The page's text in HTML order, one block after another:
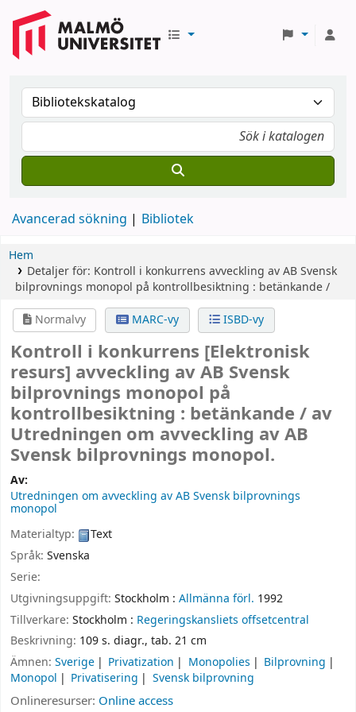
Avancerad sökning Bibliotek
Hem
Detaljer för: Kontroll i konkurrens avveckling av AB Svensk
bilprovnings monopol på kontrollbesiktning : betänkande /
Normalvy
MARC-vy ISBD-vy
Kontroll i konkurrens [Elektronisk
resurs] avveckling av AB Svensk
bilprovnings monopol på
kontrollbesiktning : betänkande / av
Utredningen om avveckling av AB
Svensk bilprovnings monopol.
Av:
Utredningen om avveckling av AB Svensk bilprovnings
monopol
Materialtyp:
Text
Språk: Svenska
Serie:
Utgivningsuppgift: Stockholm : Allmänna förl. 1992
Tillverkare: Stockholm : Regeringskansliets offsetcentral
Beskrivning: 109 s. diagr., tab. 21 cm
Ämnen: Sverige Privatization Monopolies
Bilprovning
Monopol
Privatisering Svensk bilprovning
Onlineresurser: Online access